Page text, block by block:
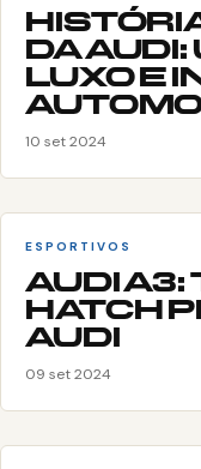
DA AUDI:
LUXO E
10 set 2024
ESPORTIVOS
AUDI A3:
HATCH
AUDI
09 set 2024